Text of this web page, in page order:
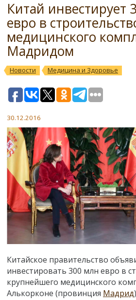
Китай инвестирует
евро в
медицинского
Мадридом
Новости Медицина и Здоровье
30.12.2016
Китайское правительство
инвестировать 300 млн евро в
крупнейшего медицинского
Алькорконе (провинция Мадрид